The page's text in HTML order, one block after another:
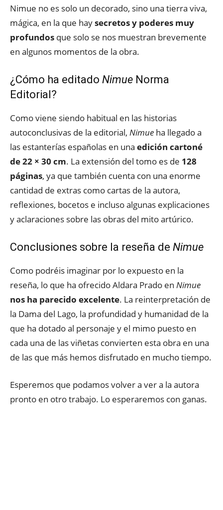
Nimue no es solo un decorado, sino una tierra viva,
mágica, en la que haysecretos y poderes muy
profundos que solo se nos muestran brevemente
en algunos momentos de la obra.
¿Cómo ha editado Nimue Norma
Editorial?
Como viene siendo habitual en las historias
autoconclusivas de la editorial, Nimue ha llegado a
las estanterías españolas en una edición cartoné
de 22 × 30 cm. La extensión del tomo es de 128
páginas, ya que también cuenta con una enorme
cantidad de extras como cartas de la autora,
reflexiones, bocetos e incluso algunas explicaciones
y aclaraciones sobre las obras del mito artúrico.
Conclusiones sobre la reseña de Nimue
Como podréis imaginar por lo expuesto en la
reseña, lo que ha ofrecido Aldara Prado en Nimue
nos ha parecido excelente. La reinterpretación de
la Dama del Lago, la profundidad y humanidad de la
que ha dotado al personaje y el mimo puesto en
cada una de las viñetas convierten esta obra en una
de las que más hemos disfrutado en mucho tiempo.
Esperemos que podamos volver a ver a la autora
pronto en otro trabajo. Lo esperaremos con ganas.